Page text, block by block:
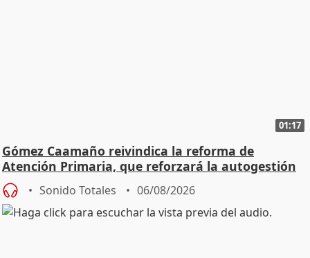
01:17
Gómez Caamaño reivindica la reforma de
Atención Primaria, que reforzará la autogestión
Sonido Totales 06/08/2026